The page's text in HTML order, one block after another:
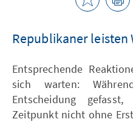
Republikaner leisten
Entsprechende
sich warten:
Entscheidung
Zeitpunkt nicht ohne